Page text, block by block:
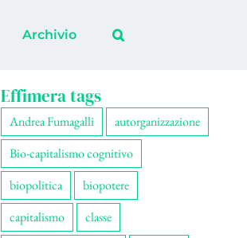
Archivio
Effimera tags
Andrea Fumagalli
autorganizzazione
Bio-capitalismo cognitivo
biopolitica
biopotere
capitalismo
classe